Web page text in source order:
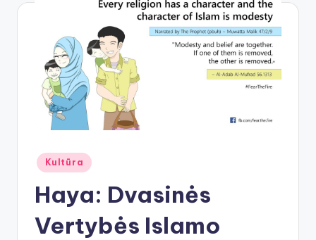
Posted
in
Kultūra
Haya: Dvasinės
Vertybės Islamo